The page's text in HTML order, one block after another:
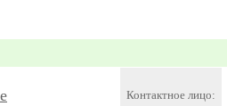
Контактное лицо: